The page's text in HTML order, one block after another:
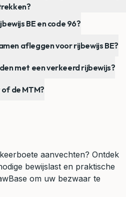
BE en code 96?
afleggen voor rijbewijs BE?
met een verkeerd rijbewijs?
de MTM?
aanvechten? Ontdek
bewijslast en praktische
om uw bezwaar te